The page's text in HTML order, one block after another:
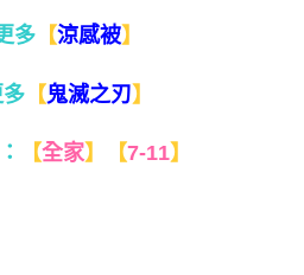
多【涼感被】
【鬼滅之刃】
【全家】 【7-11】